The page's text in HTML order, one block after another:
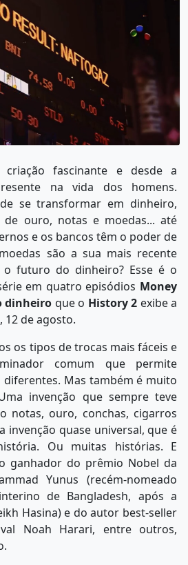
fascinante e desde a
na vida dos homens.
se transformar em dinheiro,
ouro, notas e moedas... até
e os bancos têm o poder de
são a sua mais recente
o futuro do dinheiro? Esse é o
em quatro episódios Money
dinheiro que o History 2 exibe a
12 de agosto.
os tipos de trocas mais fáceis e
comum que permite
diferentes. Mas também é muito
invenção que sempre teve
notas, ouro, conchas, cigarros
invenção quase universal, que é
Ou muitas histórias. E
ganhador do prêmio Nobel da
Yunus (recém-nomeado
de Bangladesh, após a
Hasina) e do autor best-seller
Noah Harari, entre outros,